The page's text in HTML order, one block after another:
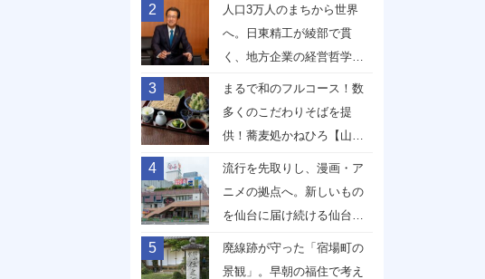
2
人口3万人のまちから世界
へ。日東精工が綾部で貫
く、地方企業の経営哲学
【京都府綾部市】
3
まるで和のフルコース！数
多くのこだわりそばを提
供！蕎麦処かねひろ【山形
県山形市】
4
流行を先取りし、漫画・ア
ニメの拠点へ。新しいもの
を仙台に届け続ける仙台駅
前イービーンズ【宮城県仙
台市】
5
廃線跡が守った「宿場町の
景観」。早朝の福住で考え